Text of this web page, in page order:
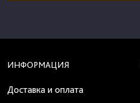
ИНФОРМАЦИЯ
Доставка и оплата